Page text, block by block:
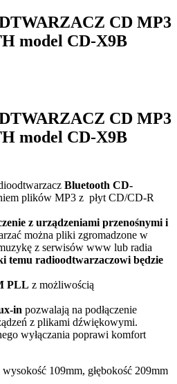
CD MP3
model CD-X9B
CD MP3
model CD-X9B
Bluetooth CD-
plików MP3 z płyt CD/CD-R
z urządzeniami przenośnymi i
można pliki zgromadzone w
z serwisów www lub radia
temu radioodtwarzaczowi będzie
PLL z możliwością
in pozwalają na podłączenie
z plikami dźwiękowymi.
wyłączania poprawi komfort
109mm, głębokość 209mm